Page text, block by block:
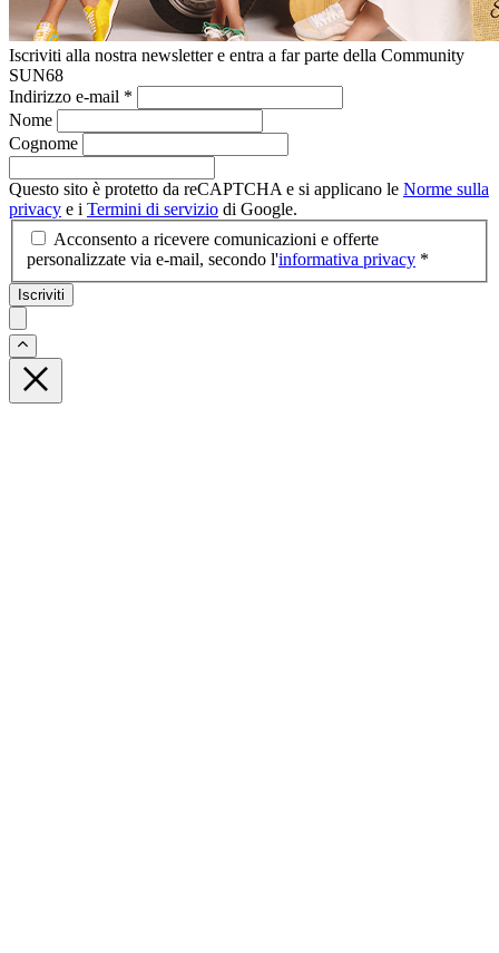
Iscriviti alla nostra newsletter e entra a far parte della Community
SUN68
Indirizzo e-mail *
Nome
Cognome
Questo sito è protetto da reCAPTCHA e si applicano le Norme sulla
privacy e i Termini di servizio di Google.
Acconsento a ricevere comunicazioni e offerte
personalizzate via e-mail, secondo l'informativa privacy *
Iscriviti